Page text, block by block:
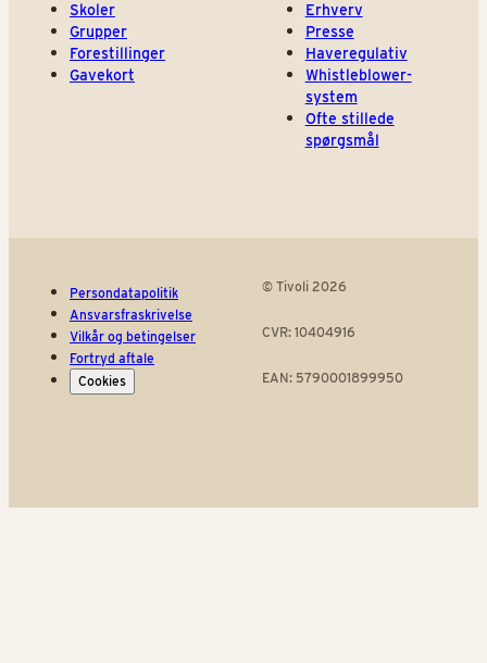
Skoler
Grupper
Forestillinger
Gavekort
Erhverv
Presse
Haveregulativ
Whistleblower-
system
Ofte stillede
spørgsmål
Persondatapolitik
Ansvarsfraskrivelse
Vilkår og betingelser
Fortryd aftale
Cookies
© Tivoli 2026
CVR: 10404916
EAN: 5790001899950